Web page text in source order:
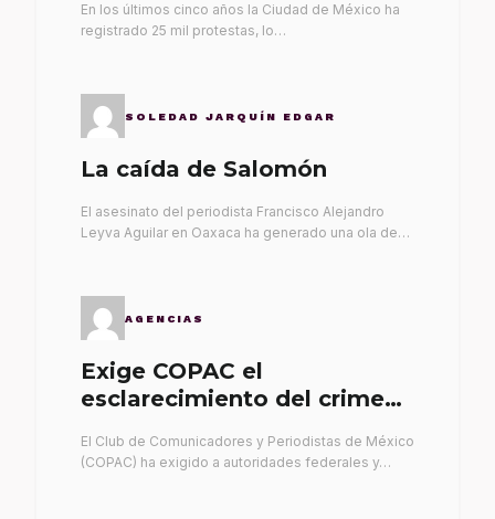
En los últimos cinco años la Ciudad de México ha
registrado 25 mil protestas, lo…
SOLEDAD JARQUÍN EDGAR
La caída de Salomón
El asesinato del periodista Francisco Alejandro
Leyva Aguilar en Oaxaca ha generado una ola de…
AGENCIAS
Exige COPAC el
esclarecimiento del crimen
El Club de Comunicadores y Periodistas de México
(COPAC) ha exigido a autoridades federales y…